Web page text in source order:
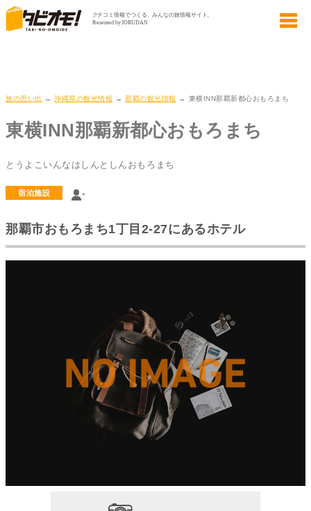
旅の思い出 →沖縄県の観光情報 →那覇の観光情報 → 東横INN那覇新都心おもろまち
東横INN那覇新都心おもろまち
とうよこいんなはしんとしんおもろまち
宿泊施設 -
那覇市おもろまち1丁目2-27にあるホテル